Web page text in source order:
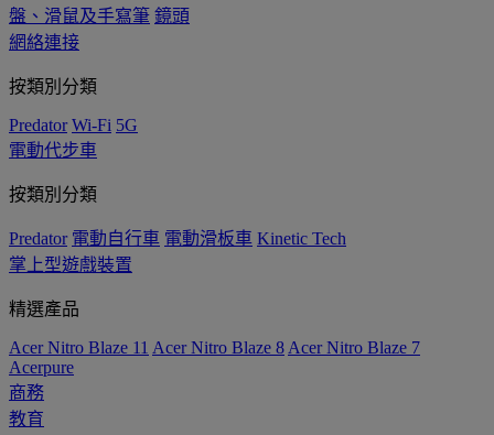
盤、滑鼠及手寫筆 鏡頭
網絡連接
按類別分類
Predator Wi-Fi 5G
電動代步車
按類別分類
Predator 電動自行車 電動滑板車 Kinetic Tech
掌上型遊戲裝置
精選產品
Acer Nitro Blaze 11 Acer Nitro Blaze 8 Acer Nitro Blaze 7
Acerpure
商務
教育